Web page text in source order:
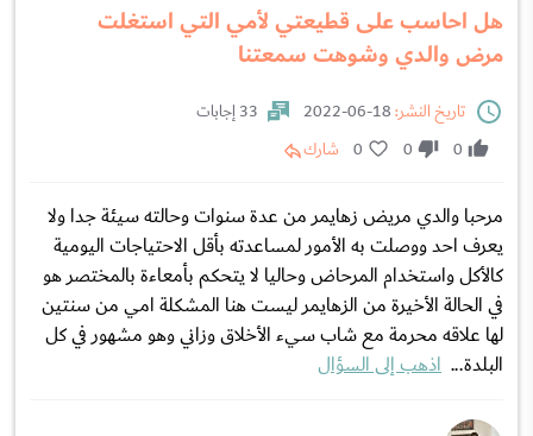
هل احاسب على قطيعتي لأمي التي استغلت
مرض والدي وشوهت سمعتنا
تاريخ النشر:
33 إجابات
0
0
0 شارك
مرحبا والدي مريض زهايمر من عدة سنوات وحالته سيئة جدا ولا
يعرف احد ووصلت به الأمور لمساعدته بأقل الاحتياجات اليومية
كالأكل واستخدام المرحاض وحاليا لا يتحكم بأمعاءة بالمختصر هو
في الحالة الأخيرة من الزهايمر ليست هنا المشكلة امي من سنتين
لها علاقه محرمة مع شاب سيء الأخلاق وزاني وهو مشهور في كل
البلدة... اذهب إلى السؤال